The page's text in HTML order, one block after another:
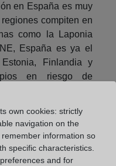
en España es muy
compiten en
como la Laponia
España es ya el
Finlandia y
en riesgo de
concluye
por un lado, una
para atraer a
own cookies: strictly
navigation on the
information so
specific characteristics.
and for